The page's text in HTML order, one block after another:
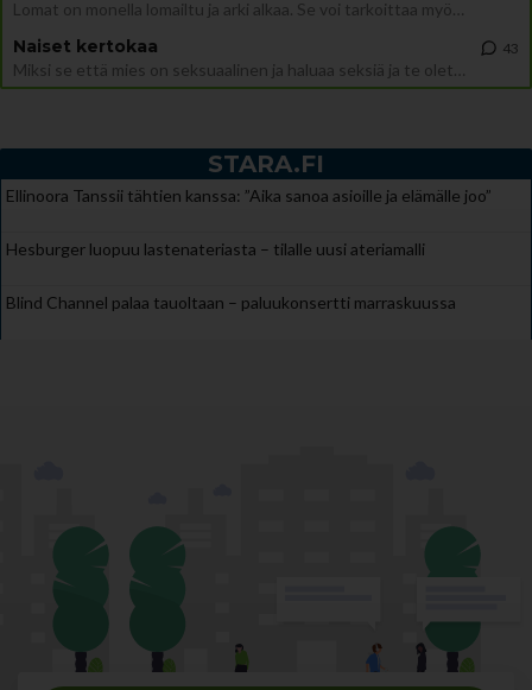
Naiset kertokaa 43
STARA.FI
Ellinoora Tanssii tähtien kanssa: ”Aika sanoa asioille ja elämälle joo”
Hesburger luopuu lastenateriasta – tilalle uusi ateriamalli
Blind Channel palaa tauoltaan – paluukonsertti marraskuussa